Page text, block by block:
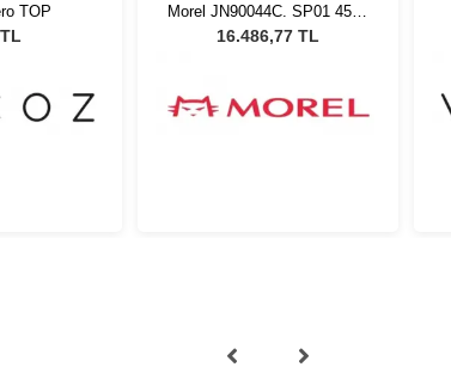
TOP
Morel JN90044C. SP01 4524
Unisex Güneş Gözlüğü
16.486,77 TL